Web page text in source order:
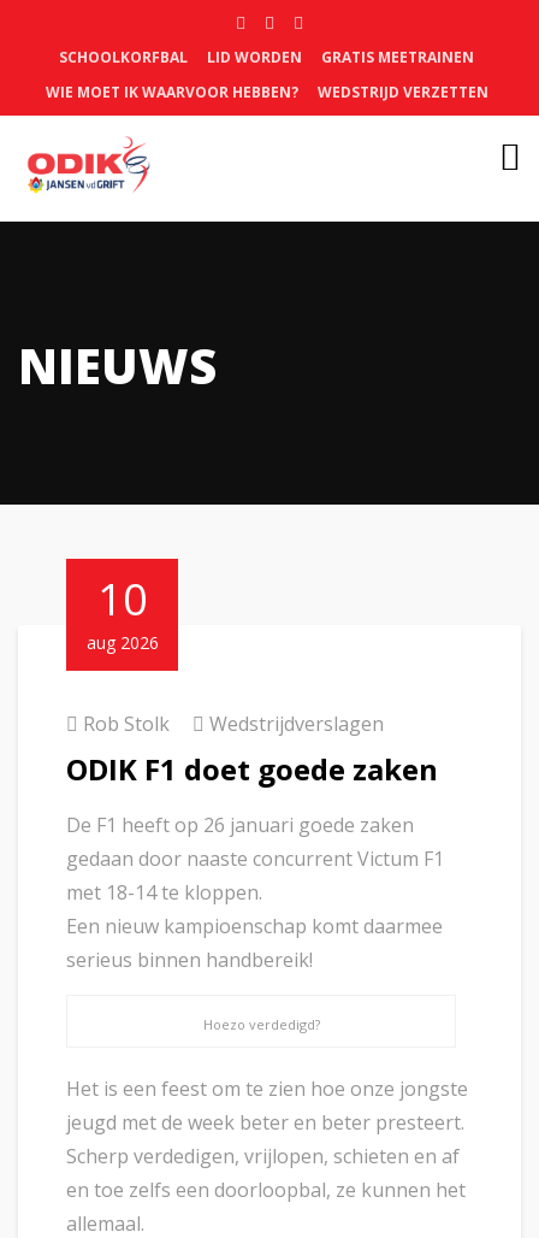
SCHOOLKORFBAL LID WORDEN
GRATIS MEETRAINEN
WIE MOET IK WAARVOOR HEBBEN?
WEDSTRIJD VERZETTEN
NIEUWS
10
aug 2026
Rob Stolk Wedstrijdverslagen
ODIK F1 doet goede zaken
De F1 heeft op 26 januari goede zaken
gedaan door naaste concurrent Victum F1
met 18-14 te kloppen.
Een nieuw kampioenschap komt daarmee
serieus binnen handbereik!
Hoezo verdedigd?
Het is een feest om te zien hoe onze jongste
jeugd met de week beter en beter presteert.
Scherp verdedigen, vrijlopen, schieten en af
en toe zelfs een doorloopbal, ze kunnen het
allemaal.